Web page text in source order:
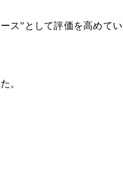
ス”として評価を高めてい
。